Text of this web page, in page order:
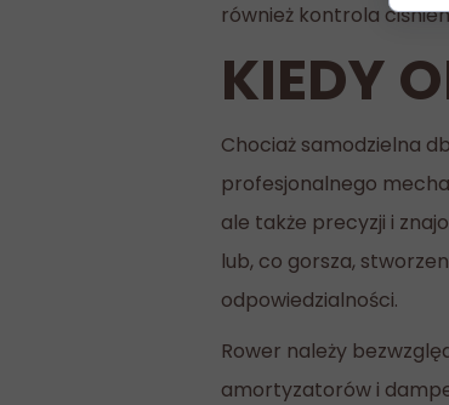
również kontrola
KIEDY
Chociaż samodzielna
profesjonalnego
ale także precyzji i
lub, co gorsza,
odpowiedzialności.
Rower należy
amortyzatorów i